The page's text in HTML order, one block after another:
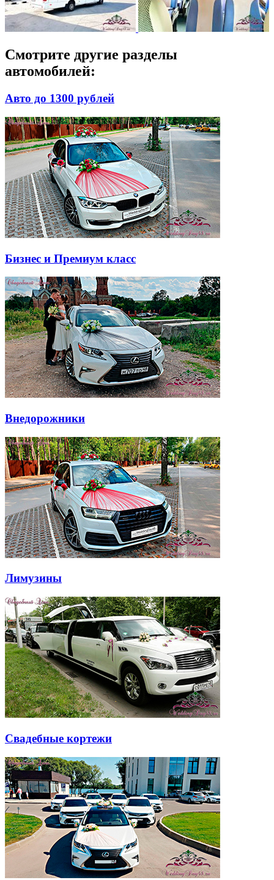
Смотрите другие разделы
автомобилей:
Авто до 1300 рублей
Бизнес и Премиум класс
Внедорожники
Лимузины
Свадебные кортежи